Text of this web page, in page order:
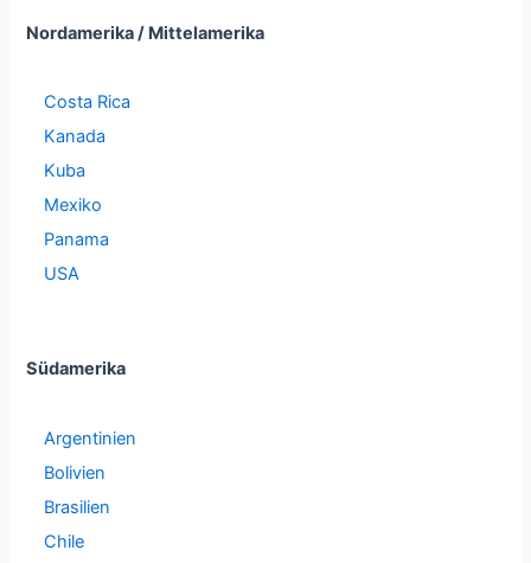
Nordamerika / Mittelamerika
Costa Rica
Kanada
Kuba
Mexiko
Panama
USA
Südamerika
Argentinien
Bolivien
Brasilien
Chile